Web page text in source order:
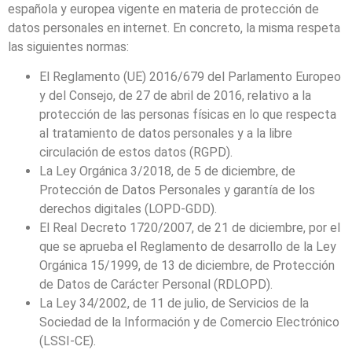
española y europea vigente en materia de protección de
datos personales en internet. En concreto, la misma respeta
las siguientes normas:
El Reglamento (UE) 2016/679 del Parlamento Europeo
y del Consejo, de 27 de abril de 2016, relativo a la
protección de las personas físicas en lo que respecta
al tratamiento de datos personales y a la libre
circulación de estos datos (RGPD).
La Ley Orgánica 3/2018, de 5 de diciembre, de
Protección de Datos Personales y garantía de los
derechos digitales (LOPD-GDD).
El Real Decreto 1720/2007, de 21 de diciembre, por el
que se aprueba el Reglamento de desarrollo de la Ley
Orgánica 15/1999, de 13 de diciembre, de Protección
de Datos de Carácter Personal (RDLOPD).
La Ley 34/2002, de 11 de julio, de Servicios de la
Sociedad de la Información y de Comercio Electrónico
(LSSI-CE).